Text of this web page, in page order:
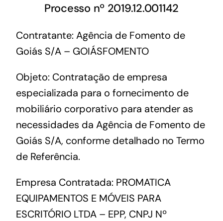
Processo nº 2019.12.001142
Contratante: Agência de Fomento de
Goiás S/A – GOIÁSFOMENTO
Objeto: Contratação de empresa
especializada para o fornecimento de
mobiliário corporativo para atender as
necessidades da Agência de Fomento de
Goiás S/A, conforme detalhado no Termo
de Referência.
Empresa Contratada: PROMATICA
EQUIPAMENTOS E MÓVEIS PARA
ESCRITÓRIO LTDA – EPP, CNPJ Nº